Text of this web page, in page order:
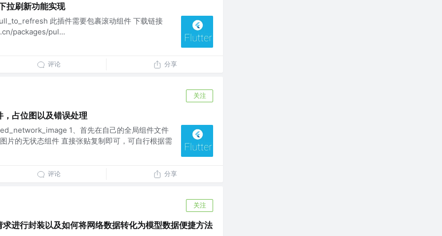
拉刷新功能实现
此插件需要包裹滚动组件 下载链接
packages/pul...
评论 分享
关注
占位图以及错误处理
1、首先在自己的全局组件文件
片的无状态组件 直接张贴复制即可，可自行根据需
评论 分享
关注
进行封装以及如何将网络数据转化为模型数据便捷方法